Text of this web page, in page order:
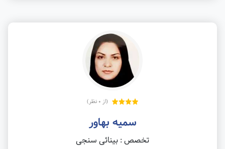
(از 0 نظر)
سمیه بهاور
تخصص : بینائی سنجی